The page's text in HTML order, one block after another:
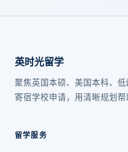
英时光留学
聚焦英国本硕、美国本科、
寄宿学校申请，用清晰规划帮
留学服务